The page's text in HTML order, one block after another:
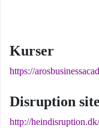
Kurser
https://
Disruption
http://heindisruption.dk/